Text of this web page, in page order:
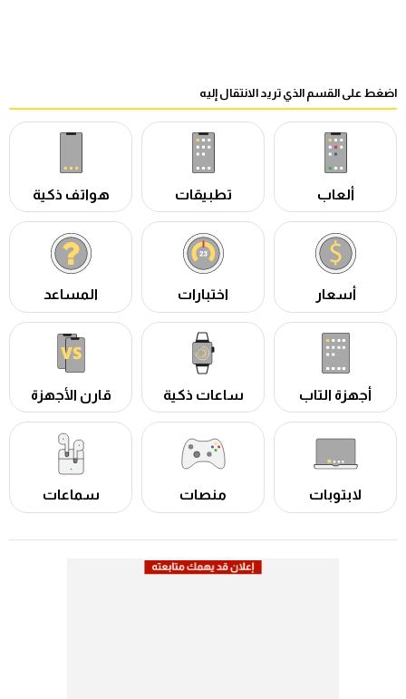
اضغط على القسم الذي تريد الانتقال إليه
ألعاب تطبيقات هواتف ذكية
أسعار اختبارات المساعد
أجهزة التاب ساعات ذكية قارن الأجهزة
لابتوبات منصات سماعات